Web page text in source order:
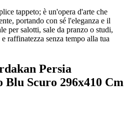
tappeto; è un'opera d'arte che
portando con sé l'eleganza e il
per salotti, sale da pranzo o studi,
raffinatezza senza tempo alla tua
Persia
Blu Scuro 296x410 Cm